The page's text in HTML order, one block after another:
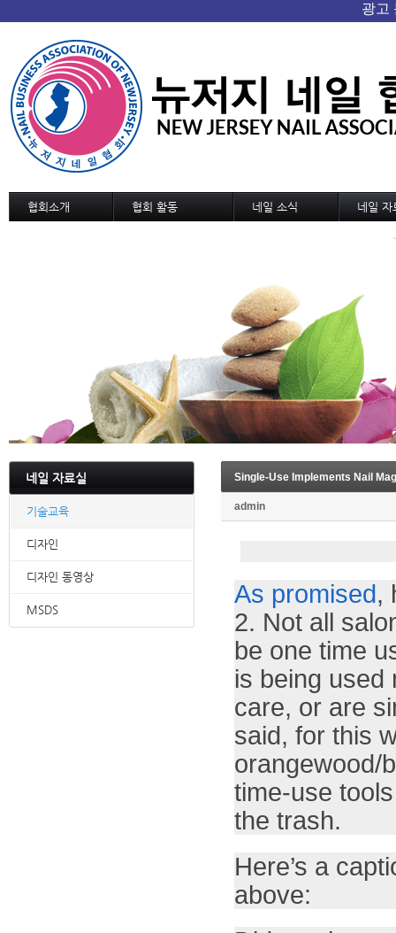
협회소개 협회 활동 네일 소식
국내외 소식
네일 자
네일 자료실
기술교육
디자인
디자인 동영상
MSDS
Single-Use Implements Nail Mag
admin
As promised,
2. Not all
be one time
is being used
care, or are
said, for this
orangewood/
time-use
the trash.
Here’s a
above: